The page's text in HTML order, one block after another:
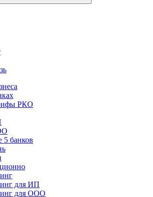
РКО
банков
для ИП
для ООО